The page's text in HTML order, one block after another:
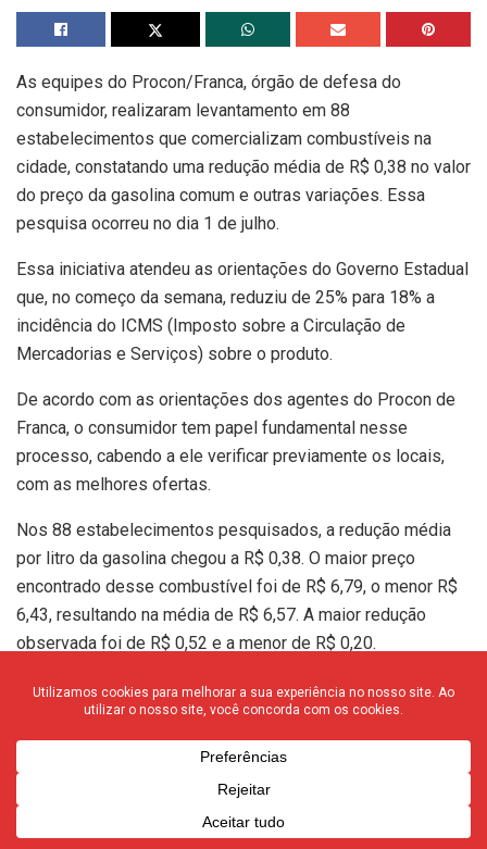
As equipes do Procon/Franca, órgão de defesa do
consumidor, realizaram levantamento em 88
estabelecimentos que comercializam combustíveis na
cidade, constatando uma redução média de R$ 0,38 no valor
do preço da gasolina comum e outras variações. Essa
pesquisa ocorreu no dia 1 de julho.
Essa iniciativa atendeu as orientações do Governo Estadual
que, no começo da semana, reduziu de 25% para 18% a
incidência do ICMS (Imposto sobre a Circulação de
Mercadorias e Serviços) sobre o produto.
De acordo com as orientações dos agentes do Procon de
Franca, o consumidor tem papel fundamental nesse
processo, cabendo a ele verificar previamente os locais,
com as melhores ofertas.
Nos 88 estabelecimentos pesquisados, a redução média
por litro da gasolina chegou a R$ 0,38. O maior preço
encontrado desse combustível foi de R$ 6,79, o menor R$
6,43, resultando na média de R$ 6,57. A maior redução
observada foi de R$ 0,52 e a menor de R$ 0,20.
O álcool, outro produto utilizado por uma grande faixa dos
proprietários de veículos, nesse monitoramento apresentou
o preço médio de R$ 3,96, o maior valor de R$ 4,03 e o
menor R$ 3,88. Quanto ao óleo diesel, nessa pesquisa o
valor médio encontrado foi de R$ 7,24, o menor valor R$